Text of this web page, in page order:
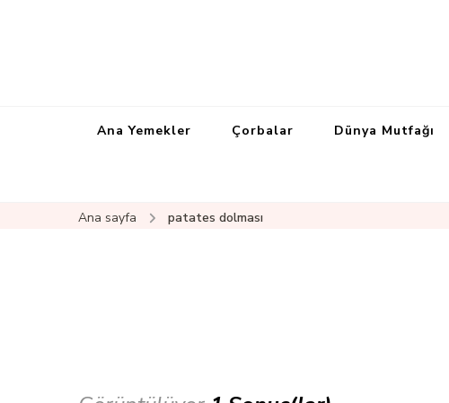
Ana Yemekler Çorbalar Dünya Mutfağı
Ana sayfa patates dolması